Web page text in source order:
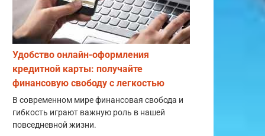
Удобство онлайн-оформления
кредитной карты: получайте
финансовую свободу с легкостью
В современном мире финансовая свобода и
гибкость играют важную роль в нашей
повседневной жизни.